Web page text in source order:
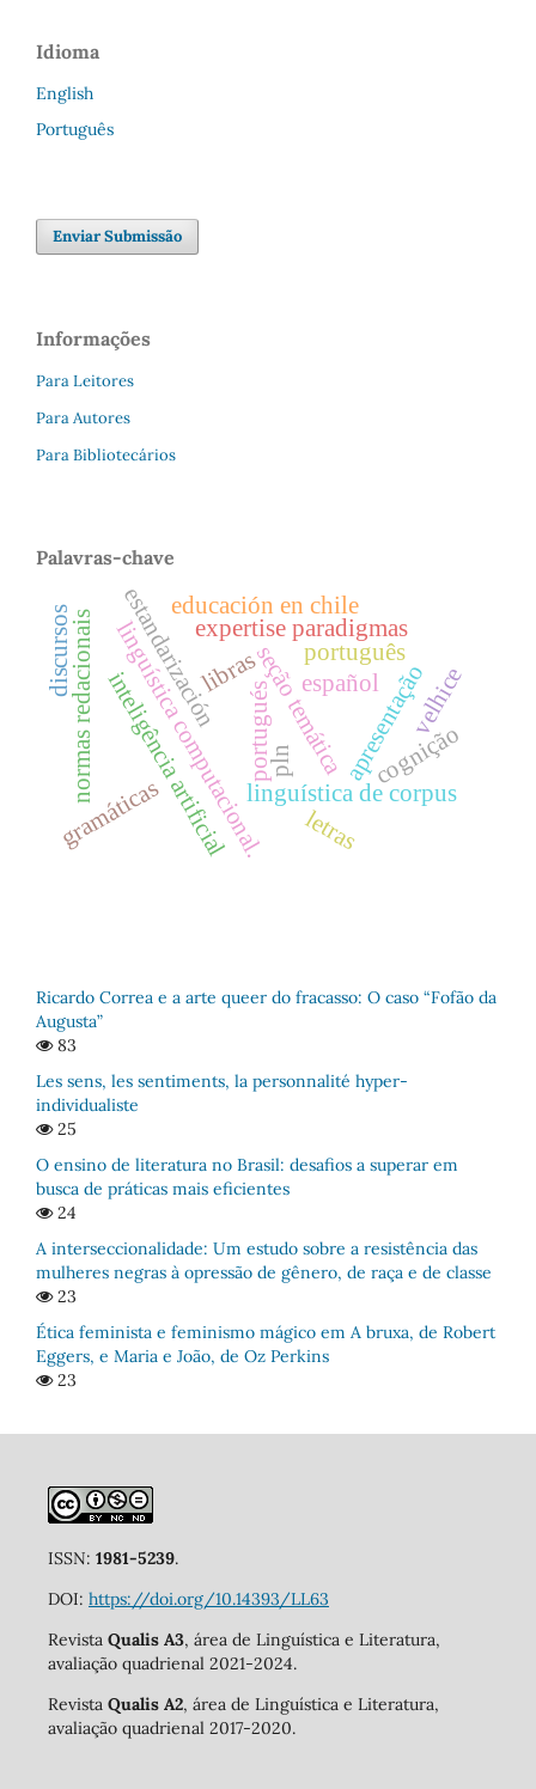
Idioma
English
Português
Enviar Submissão
Informações
Para Leitores
Para Autores
Para Bibliotecários
Palavras-chave
linguística de corpus
linguística computacional.
inteligência artificial letras
apresentação
seção temática cognição
expertise paradigmas
estandarizacióneducación en chile
gramáticas
portugués español
português
normas redacionais libras
pln
velhice
discursos
Ricardo Correa e a arte queer do fracasso: O caso “Fofão da
Augusta”
83
Les sens, les sentiments, la personnalité hyper-
individualiste
25
O ensino de literatura no Brasil: desafios a superar em
busca de práticas mais eficientes
24
A interseccionalidade: Um estudo sobre a resistência das
mulheres negras à opressão de gênero, de raça e de classe
23
Ética feminista e feminismo mágico em A bruxa, de Robert
Eggers, e Maria e João, de Oz Perkins
23
ISSN: 1981-5239.
DOI: https://doi.org/10.14393/LL63
Revista Qualis A3, área de Linguística e Literatura,
avaliação quadrienal 2021-2024.
Revista Qualis A2, área de Linguística e Literatura,
avaliação quadrienal 2017-2020.